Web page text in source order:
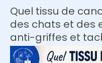
Les
pièces
vintage
incontournables
à
Quel tissu de
des chats et des
anti-griffes et